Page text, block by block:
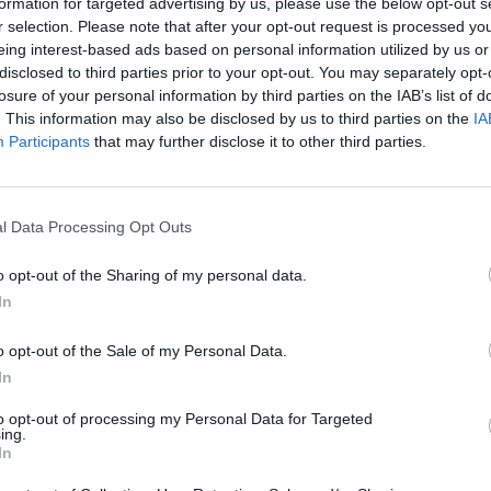
selection. Please note that after your opt-out request is processed
interest-based ads based on personal information utilized by us
to third parties prior to your opt-out. You may separately
of your personal information by third parties on the IAB’s list of
This information may also be disclosed by us to third parties on the
Participants that may further disclose it to other third parties.
Data Processing Opt Outs
opt-out of the Sharing of my personal data.
opt-out of the Sale of my Personal Data.
opt-out of processing my Personal Data for Targeted
Cím: Dudás Attila
Műgyűjtők Háza kft.
Budapest
1023.Bp. Zsigmond tér 11.
Telefon: 18008123
Bemutatkozás: 2013 nyarán nyitottuk meg
optimális áron, gyorsan találjanak vevőt
gyűjteményüket változatos kínálatunkból.
árverést! Kedd-től péntek-ig 11.00-este 18.00